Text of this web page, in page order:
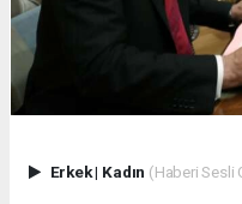
Erkek| Kadın (Haberi Sesli